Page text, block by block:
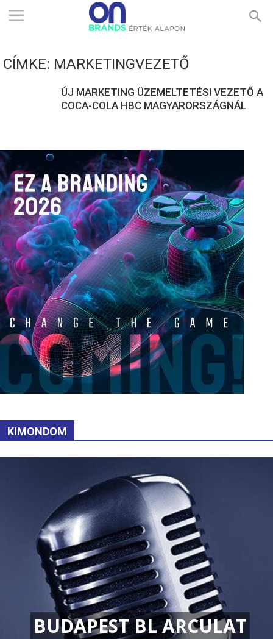
ONBRANDS
ALAPON
CÍMKE: MARKETINGVEZETŐ
ÚJ MARKETING ÜZEMELTETÉSI VEZETŐ A
COCA-COLA HBC MAGYARORSZÁGNÁL
KIMONDOM
BUDAPEST BL ARCULAT